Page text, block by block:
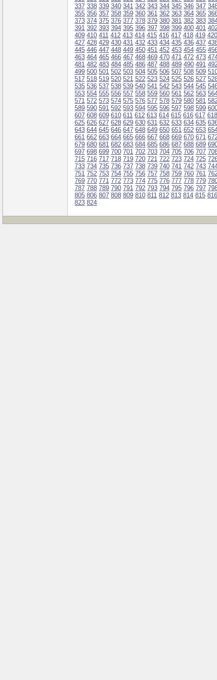
337 338 339 340 341 342 343 344 345 346 347
355 356 357 358 359 360 361 362 363 364 365
373 374 375 376 377 378 379 380 381 382 383
391 392 393 394 395 396 397 398 399 400 401
409 410 411 412 413 414 415 416 417 418 419 420
427 428 429 430 431 432 433 434 435 436 437
445 446 447 448 449 450 451 452 453 454 455
463 464 465 466 467 468 469 470 471 472 473
481 482 483 484 485 486 487 488 489 490 491
499 500 501 502 503 504 505 506 507 508 509
517 518 519 520 521 522 523 524 525 526 527
535 536 537 538 539 540 541 542 543 544 545
553 554 555 556 557 558 559 560 561 562 563
571 572 573 574 575 576 577 578 579 580 581
589 590 591 592 593 594 595 596 597 598 599
607 608 609 610 611 612 613 614 615 616 617 618
625 626 627 628 629 630 631 632 633 634 635
643 644 645 646 647 648 649 650 651 652 653
661 662 663 664 665 666 667 668 669 670 671
679 680 681 682 683 684 685 686 687 688 689
697 698 699 700 701 702 703 704 705 706 707
715 716 717 718 719 720 721 722 723 724 725
733 734 735 736 737 738 739 740 741 742 743
751 752 753 754 755 756 757 758 759 760 761
769 770 771 772 773 774 775 776 777 778 779
787 788 789 790 791 792 793 794 795 796 797
805 806 807 808 809 810 811 812 813 814 815 816
823 824